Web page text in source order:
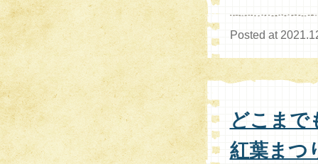
Posted at
どこまで
紅葉まつ